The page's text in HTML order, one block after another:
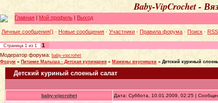
Baby-VipCrochet -
Главная | Мой профиль | Выход
Личные сообщения() · Новые сообщения · Участники · Правила форума · Поиск · RSS
Страница 1 из 1
1
Модератор форума: baby-vipcrohet
Форум » Питание Малыша - Детская кулинария » Мамины вкусняшки » Детский куриный
Детский куриный слоеный салат
baby-vipcrohet Дата: Суббота, 10.01.2009, 02:25 |